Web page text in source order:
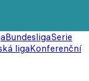
BundesligaSerie
ligaKonferenční